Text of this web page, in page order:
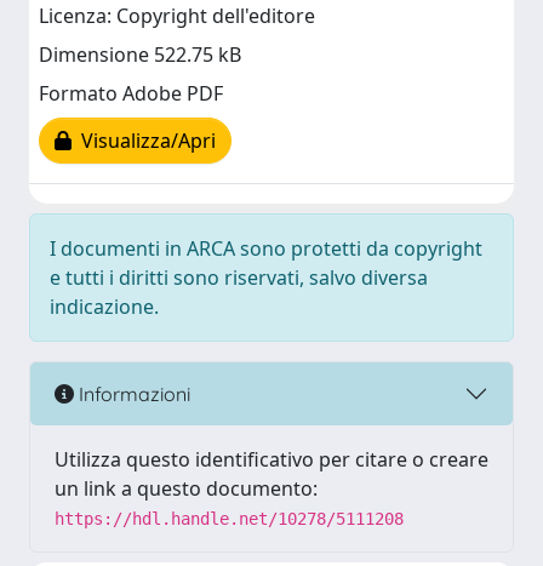
Licenza: Copyright dell'editore
Dimensione 522.75 kB
Formato Adobe PDF
Visualizza/Apri
I documenti in ARCA sono protetti da copyright
e tutti i diritti sono riservati, salvo diversa
indicazione.
Informazioni
Utilizza questo identificativo per citare o creare
un link a questo documento:
https://hdl.handle.net/10278/5111208